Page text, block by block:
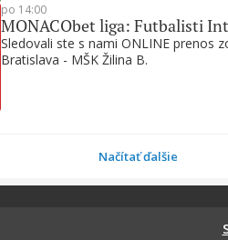
Sledovali ste s nami ONLINE prenos
Bratislava - MŠK Žilina B.
MONACObet liga: Futbalisti
po 14:00
Načítať ďalšie